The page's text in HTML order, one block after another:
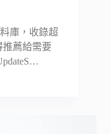
庫，收錄超
推薦給需要